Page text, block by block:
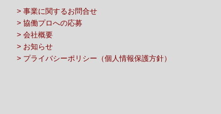
> 事業に関するお問合せ
> 協働プロへの応募
> 会社概要
> お知らせ
> プライバシーポリシー（個人情報保護方針）